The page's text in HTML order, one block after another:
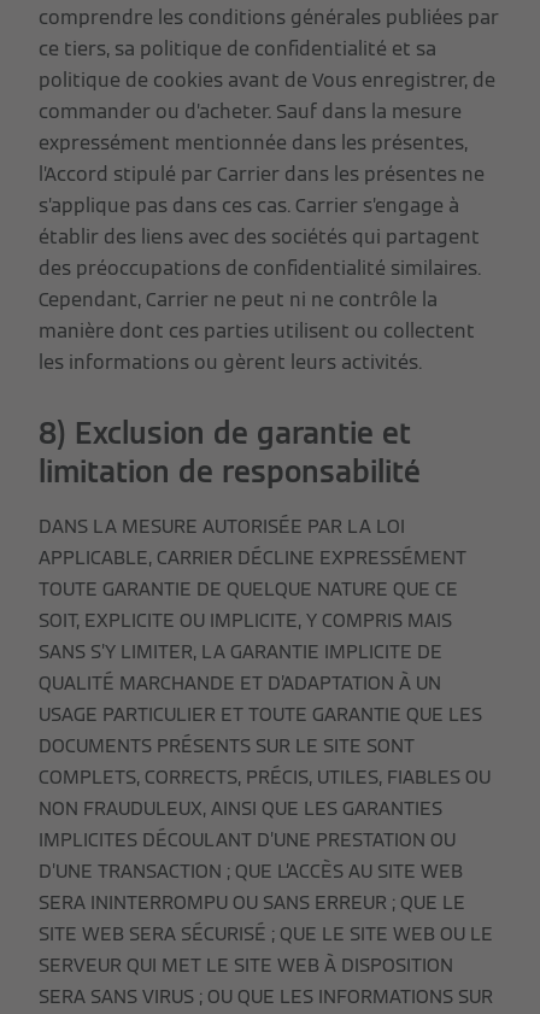
comprendre les conditions générales publiées par
ce tiers, sa politique de confidentialité et sa
politique de cookies avant de Vous enregistrer, de
commander ou d’acheter. Sauf dans la mesure
expressément mentionnée dans les présentes,
l’Accord stipulé par Carrier dans les présentes ne
s’applique pas dans ces cas. Carrier s’engage à
établir des liens avec des sociétés qui partagent
des préoccupations de confidentialité similaires.
Cependant, Carrier ne peut ni ne contrôle la
manière dont ces parties utilisent ou collectent
les informations ou gèrent leurs activités.
8) Exclusion de garantie et
limitation de responsabilité
DANS LA MESURE AUTORISÉE PAR LA LOI
APPLICABLE, CARRIER DÉCLINE EXPRESSÉMENT
TOUTE GARANTIE DE QUELQUE NATURE QUE CE
SOIT, EXPLICITE OU IMPLICITE, Y COMPRIS MAIS
SANS S’Y LIMITER, LA GARANTIE IMPLICITE DE
QUALITÉ MARCHANDE ET D’ADAPTATION À UN
USAGE PARTICULIER ET TOUTE GARANTIE QUE LES
DOCUMENTS PRÉSENTS SUR LE SITE SONT
COMPLETS, CORRECTS, PRÉCIS, UTILES, FIABLES OU
NON FRAUDULEUX, AINSI QUE LES GARANTIES
IMPLICITES DÉCOULANT D’UNE PRESTATION OU
D’UNE TRANSACTION ; QUE L’ACCÈS AU SITE WEB
SERA ININTERROMPU OU SANS ERREUR ; QUE LE
SITE WEB SERA SÉCURISÉ ; QUE LE SITE WEB OU LE
SERVEUR QUI MET LE SITE WEB À DISPOSITION
SERA SANS VIRUS ; OU QUE LES INFORMATIONS SUR